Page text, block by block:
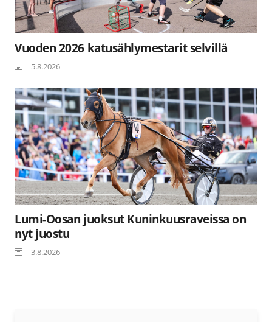
Vuoden 2026 katusählymestarit selvillä
5.8.2026
Lumi-Oosan juoksut Kuninkuusraveissa on
nyt juostu
3.8.2026